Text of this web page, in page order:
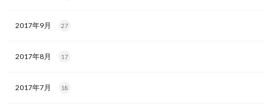
2017年9月 27
2017年8月 17
2017年7月 18